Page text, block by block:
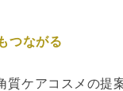
つながる
質ケアコスメの提